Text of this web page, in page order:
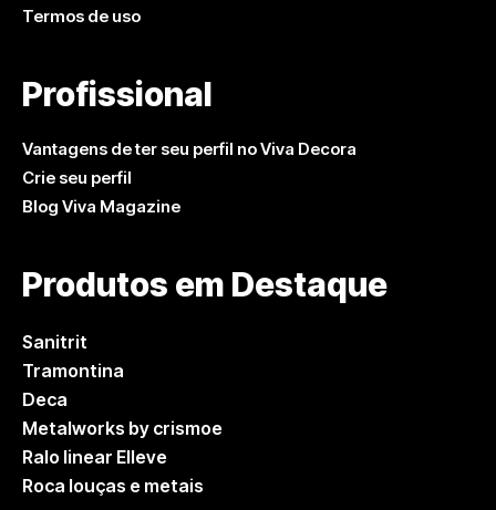
Termos de uso
Profissional
Vantagens de ter seu perfil no Viva Decora
Crie seu perfil
Blog Viva Magazine
Produtos em Destaque
Sanitrit
Tramontina
Deca
Metalworks by crismoe
Ralo linear Elleve
Roca louças e metais